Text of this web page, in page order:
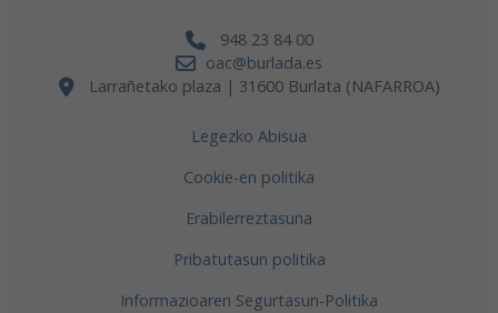
948 23 84 00
oac@burlada.es
Larrañetako plaza | 31600 Burlata (NAFARROA)
Legezko Abisua
Cookie-en politika
Erabilerreztasuna
Pribatutasun politika
Informazioaren Segurtasun-Politika